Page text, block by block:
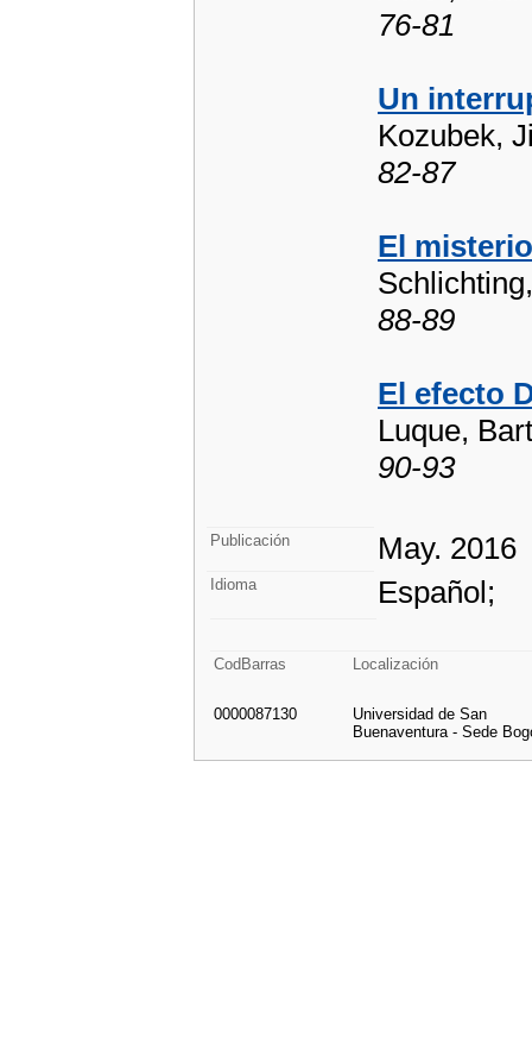
76-81
Un
Kozubek,
82-87
El
88-89
El efecto
Luque,
90-93
Publicación May. 2016
Idioma Español;
CodBarras Localización
0000087130
Universidad de San
Buenaventura - Sede